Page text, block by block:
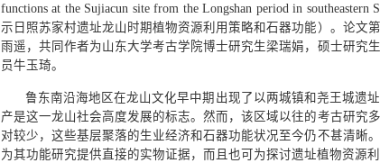
functions at the Sujiacun site from the Longshan period in
示日照苏家村遗址龙山时期植物资源利用策略和石器功能）。论文
雨遥，共同作者为山东大学考古学院博士研究生梁瑞娟，硕士研究
员牛玉琦。
鲁东南沿海地区在龙山文化早中期出现了以两城镇和尧王城遗
产是这一龙山社会高度发展的标志。然而，该区域以往的考古研究
对较少，这些基层聚落的生业经济和石器功能状况至今仍不甚清晰
为其功能研究提供直接的实物证据，而且也可为探讨遗址植物资源利